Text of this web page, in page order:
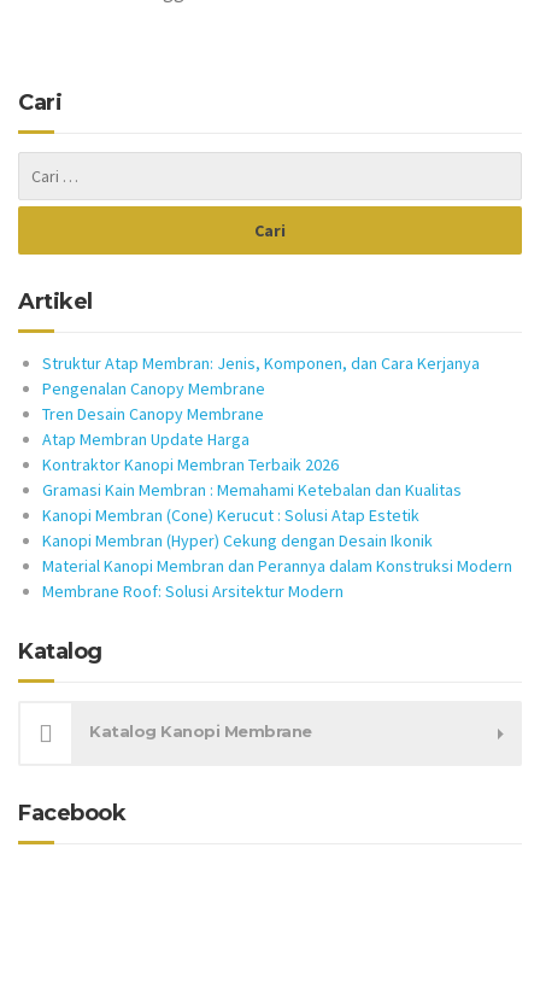
Cari
Artikel
Struktur Atap Membran: Jenis, Komponen, dan Cara Kerjanya
Pengenalan Canopy Membrane
Tren Desain Canopy Membrane
Atap Membran Update Harga
Kontraktor Kanopi Membran Terbaik 2026
Gramasi Kain Membran : Memahami Ketebalan dan Kualitas
Kanopi Membran (Cone) Kerucut : Solusi Atap Estetik
Kanopi Membran (Hyper) Cekung dengan Desain Ikonik
Material Kanopi Membran dan Perannya dalam Konstruksi Modern
Membrane Roof: Solusi Arsitektur Modern
Katalog
Katalog Kanopi Membrane
Facebook